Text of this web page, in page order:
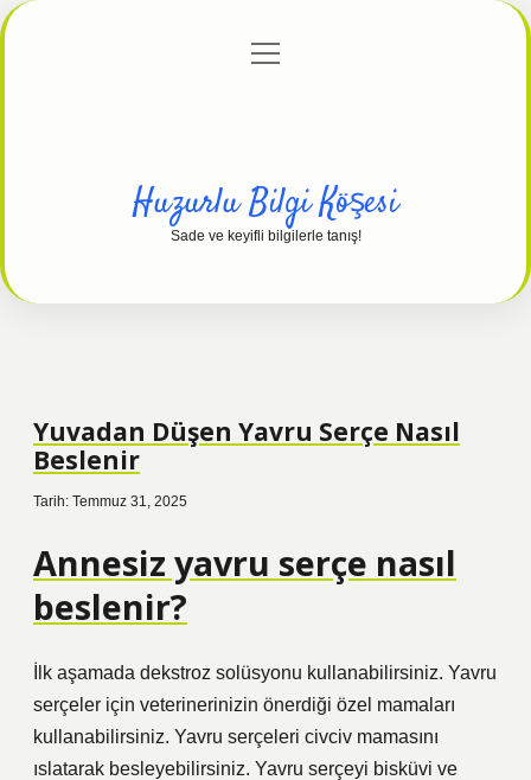
Gizlilik Politikası
menüyü
Huzurlu Bilgi Köşesi
Sade ve keyifli bilgilerle tanış!
Yuvadan Düşen Yavru Serçe Nasıl
Beslenir
Tarih: Temmuz 31, 2025
Annesiz yavru serçe nasıl
beslenir?
İlk aşamada dekstroz solüsyonu kullanabilirsiniz. Yavru
serçeler için veterinerinizin önerdiği özel mamaları
kullanabilirsiniz. Yavru serçeleri civciv mamasını
ıslatarak besleyebilirsiniz. Yavru serçeyi bisküvi ve